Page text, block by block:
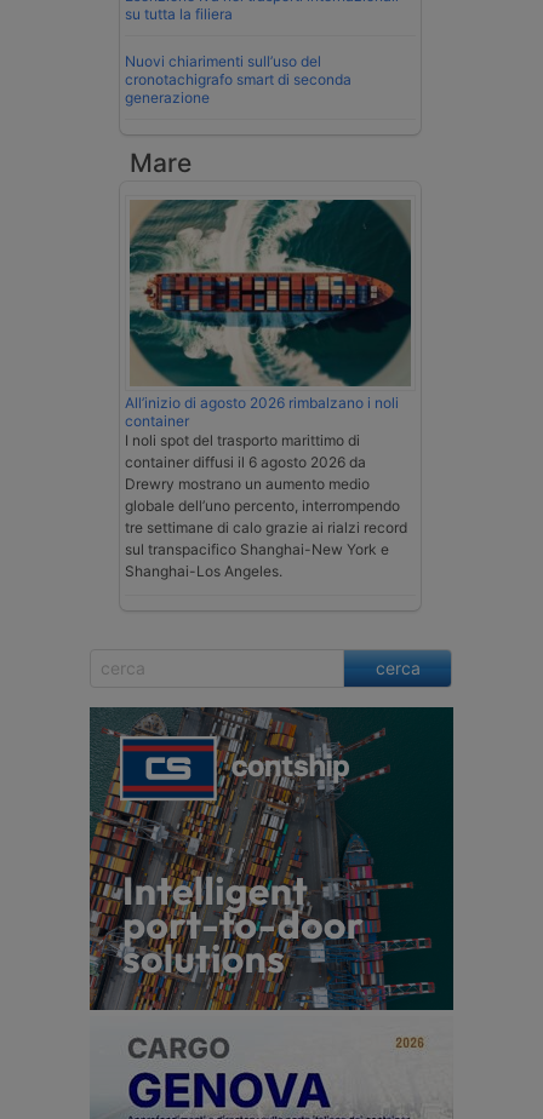
su tutta la filiera
Nuovi chiarimenti sull’uso del
cronotachigrafo smart di seconda
generazione
Mare
All’inizio di agosto 2026 rimbalzano i noli
container
I noli spot del trasporto marittimo di
container diffusi il 6 agosto 2026 da
Drewry mostrano un aumento medio
globale dell’uno percento, interrompendo
tre settimane di calo grazie ai rialzi record
sul transpacifico Shanghai-New York e
Shanghai-Los Angeles.
cerca